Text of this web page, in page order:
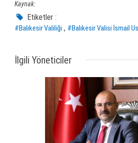
Kaynak:
Etiketler :
#Balıkesir Valiliği , #Balıkesir Valisi İsmail
İlgili Yöneticiler